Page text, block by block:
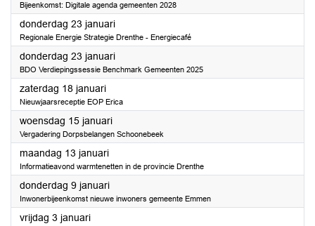
Bijeenkomst: Digitale agenda gemeenten 2028
donderdag 23 januari2025
Regionale Energie Strategie Drenthe - Energiecafé
donderdag 23 januari2025
BDO Verdiepingssessie Benchmark Gemeenten 2025
zaterdag 18 januari2025
Nieuwjaarsreceptie EOP Erica
woensdag 15 januari2025
Vergadering Dorpsbelangen Schoonebeek
maandag 13 januari2025
Informatieavond warmtenetten in de provincie Drenthe
donderdag 9 januari2025
Inwonerbijeenkomst nieuwe inwoners gemeente Emmen
vrijdag 3 januari2025